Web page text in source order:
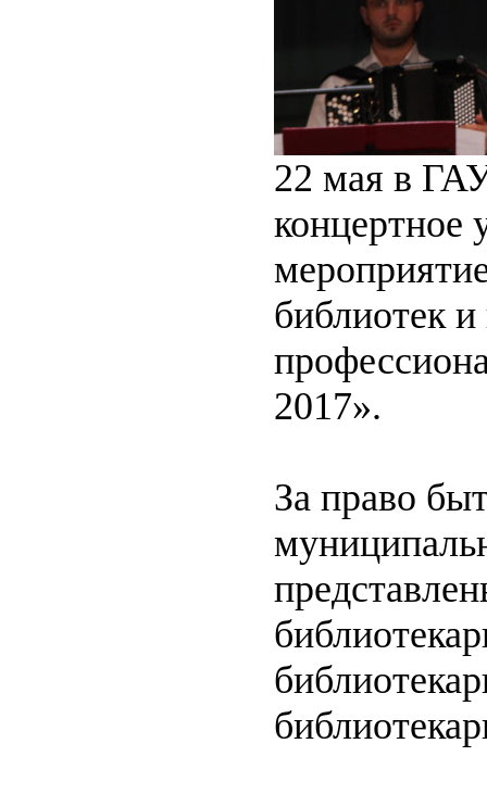
22 мая в
концертное
библиотек
2017».
За право